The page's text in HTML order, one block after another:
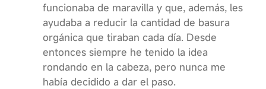
funcionaba de maravilla y que, además, les
ayudaba a reducir la cantidad de basura
orgánica que tiraban cada día. Desde
entonces siempre he tenido la idea
rondando en la cabeza, pero nunca me
había decidido a dar el paso.